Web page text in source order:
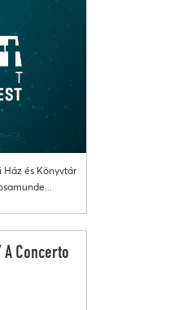
Ház és Könyvtár
Concerto